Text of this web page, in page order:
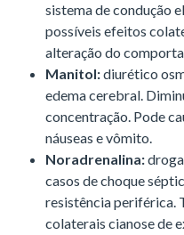
sistema de condução
possíveis efeitos
alteração do
Manitol:diurético
edema cerebral.
concentração. Pode
náuseas e vômito.
Noradrenalina:
casos de choque
resistência periférica.
colaterais cianose de